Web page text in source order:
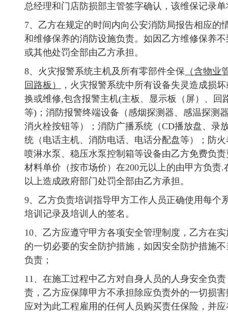
总经理和门店防损部主管签字确认，该维保记录
7、乙方在规定的时间内向公安消防局报告相应
和维修保养的消防设施负责。如因乙方维修保养
或其他处罚全部由乙方承担。
8、火灾报警系统主机及所有零部件全保 （含物
回路板）
，火灾报警系统中所有设备失灵造成损
换或维修,包含报警主机(主板、显示板（屏）、
等)；消防报警终端设备（感烟探测器、感温探测
消火栓按钮等）；消防广播系统（CD播放盘、录
统（电话主机、消防电话、电话分配盘等）；防
喷淋水泵、稳压水泵控制箱等设备由乙方免费负
材料单价（按市场价）在200元以上的由甲方负
以上造成政府部门处罚全部由乙方承担。
9、乙方负责培训指导甲方工作人员正确使用每个
培训记录及培训人的签名。
10、乙方应遵守甲方各项安全管理制度，乙方在
的一切必要的安全防护措施，如因安全防护措施
负责；
11、在施工过程中乙方对自身人员的人身安全负
责，乙方应保障甲方不承担除应负责外的一切损
应对为此工程雇用的任何人员购买责任保险，并